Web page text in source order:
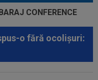
o fără ocolișuri: